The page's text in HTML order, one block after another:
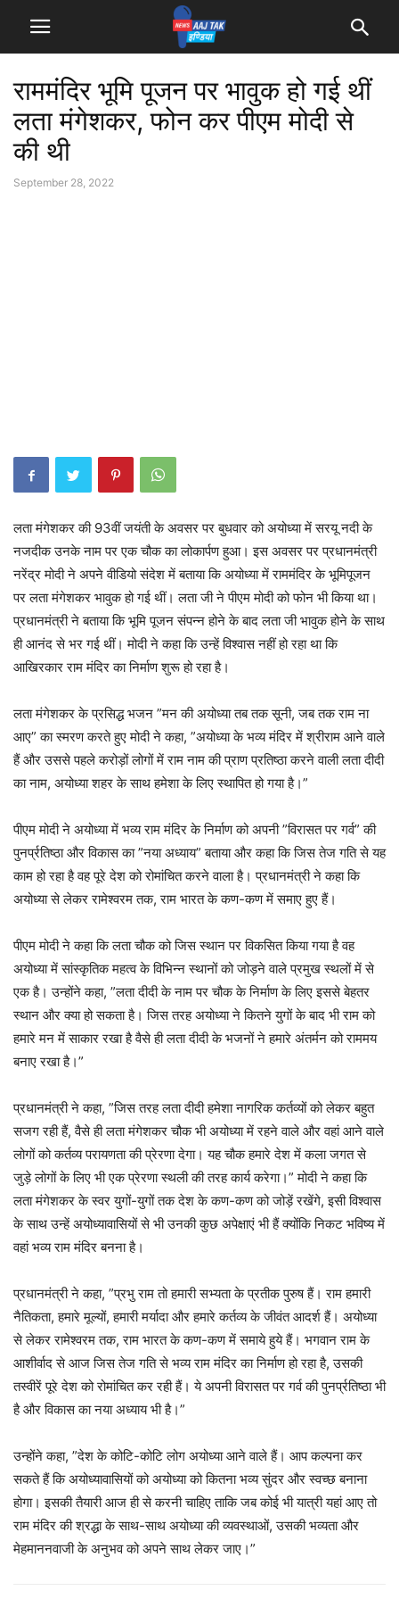
राममंदिर भूमि पूजन पर भावुक हो गई थीं
लता मंगेशकर, फोन कर पीएम मोदी से
की थी
September 28, 2022
लता मंगेशकर की 93वीं जयंती के अवसर पर बुधवार को अयोध्या में सरयू नदी के
नजदीक उनके नाम पर एक चौक का लोकार्पण हुआ। इस अवसर पर प्रधानमंत्री
नरेंद्र मोदी ने अपने वीडियो संदेश में बताया कि अयोध्या में राममंदिर के भूमिपूजन
पर लता मंगेशकर भावुक हो गई थीं। लता जी ने पीएम मोदी को फोन भी किया था।
प्रधानमंत्री ने बताया कि भूमि पूजन संपन्न होने के बाद लता जी भावुक होने के साथ
ही आनंद से भर गई थीं। मोदी ने कहा कि उन्हें विश्वास नहीं हो रहा था कि
आखिरकार राम मंदिर का निर्माण शुरू हो रहा है।
लता मंगेशकर के प्रसिद्ध भजन ”मन की अयोध्या तब तक सूनी, जब तक राम ना
आए” का स्मरण करते हुए मोदी ने कहा, ”अयोध्या के भव्य मंदिर में श्रीराम आने वाले
हैं और उससे पहले करोड़ों लोगों में राम नाम की प्राण प्रतिष्ठा करने वाली लता दीदी
का नाम, अयोध्या शहर के साथ हमेशा के लिए स्थापित हो गया है।”
पीएम मोदी ने अयोध्या में भव्य राम मंदिर के निर्माण को अपनी ”विरासत पर गर्व” की
पुनर्प्रतिष्ठा और विकास का ”नया अध्याय” बताया और कहा कि जिस तेज गति से यह
काम हो रहा है वह पूरे देश को रोमांचित करने वाला है। प्रधानमंत्री ने कहा कि
अयोध्या से लेकर रामेश्वरम तक, राम भारत के कण-कण में समाए हुए हैं।
पीएम मोदी ने कहा कि लता चौक को जिस स्थान पर विकसित किया गया है वह
अयोध्या में सांस्कृतिक महत्व के विभिन्न स्थानों को जोड़ने वाले प्रमुख स्थलों में से
एक है। उन्होंने कहा, ”लता दीदी के नाम पर चौक के निर्माण के लिए इससे बेहतर
स्थान और क्या हो सकता है। जिस तरह अयोध्या ने कितने युगों के बाद भी राम को
हमारे मन में साकार रखा है वैसे ही लता दीदी के भजनों ने हमारे अंतर्मन को राममय
बनाए रखा है।”
प्रधानमंत्री ने कहा, ”जिस तरह लता दीदी हमेशा नागरिक कर्तव्यों को लेकर बहुत
सजग रही हैं, वैसे ही लता मंगेशकर चौक भी अयोध्या में रहने वाले और वहां आने वाले
लोगों को कर्तव्य परायणता की प्रेरणा देगा। यह चौक हमारे देश में कला जगत से
जुड़े लोगों के लिए भी एक प्रेरणा स्थली की तरह कार्य करेगा।” मोदी ने कहा कि
लता मंगेशकर के स्वर युगों-युगों तक देश के कण-कण को जोड़ें रखेंगे, इसी विश्वास
के साथ उन्हें अयोध्यावासियों से भी उनकी कुछ अपेक्षाएं भी हैं क्योंकि निकट भविष्य में
वहां भव्य राम मंदिर बनना है।
प्रधानमंत्री ने कहा, ”प्रभु राम तो हमारी सभ्यता के प्रतीक पुरुष हैं। राम हमारी
नैतिकता, हमारे मूल्यों, हमारी मर्यादा और हमारे कर्तव्य के जीवंत आदर्श हैं। अयोध्या
से लेकर रामेश्वरम तक, राम भारत के कण-कण में समाये हुये हैं। भगवान राम के
आशीर्वाद से आज जिस तेज गति से भव्य राम मंदिर का निर्माण हो रहा है, उसकी
तस्वीरें पूरे देश को रोमांचित कर रही हैं। ये अपनी विरासत पर गर्व की पुनर्प्रतिष्ठा भी
है और विकास का नया अध्याय भी है।”
उन्होंने कहा, ”देश के कोटि-कोटि लोग अयोध्या आने वाले हैं। आप कल्पना कर
सकते हैं कि अयोध्यावासियों को अयोध्या को कितना भव्य सुंदर और स्वच्छ बनाना
होगा। इसकी तैयारी आज ही से करनी चाहिए ताकि जब कोई भी यात्री यहां आए तो
राम मंदिर की श्रद्धा के साथ-साथ अयोध्या की व्यवस्थाओं, उसकी भव्यता और
मेहमाननवाजी के अनुभव को अपने साथ लेकर जाए।”